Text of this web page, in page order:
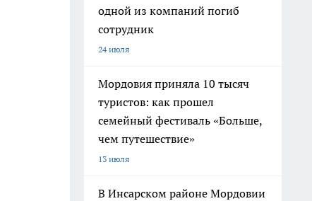
одной из компаний погиб
сотрудник
24 июля
Мордовия приняла 10 тысяч
туристов: как прошел
семейный фестиваль «Больше,
чем путешествие»
13 июля
В Инсарском районе Мордовии